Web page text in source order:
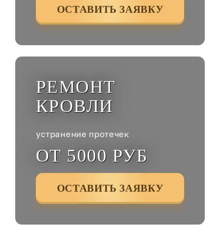
ОСТАВИТЬ ЗАЯВКУ
РЕМОНТ
КРОВЛИ
устранение протечек
ОТ 5000 РУБ
ОСТАВИТЬ ЗАЯВКУ